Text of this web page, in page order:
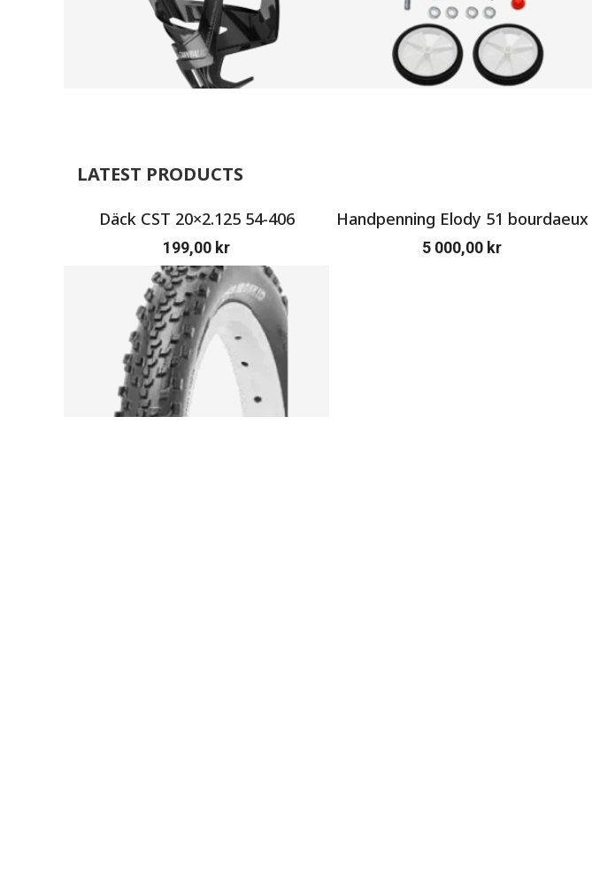
LATEST PRODUCTS
Däck CST 20×2.125 54-406
199,00 kr
Handpenning Elody 51 bourdaeux
5 000,00 kr